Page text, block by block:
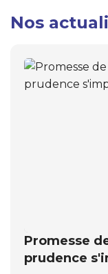
Nos
Promesse
prudence